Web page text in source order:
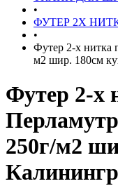
•
ФУТЕР 2Х
•
Футер 2-х нитка
м2 шир. 180см
Футер 2-х
250г/м2